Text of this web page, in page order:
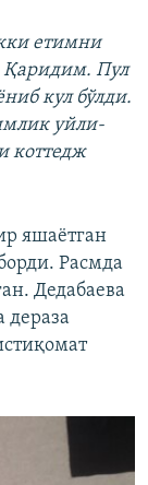
етимни
Қаридим. Пул
кул бўлди.
уйли-
коттедж
яшаëтган
Расмда
Дедабаева
дераза